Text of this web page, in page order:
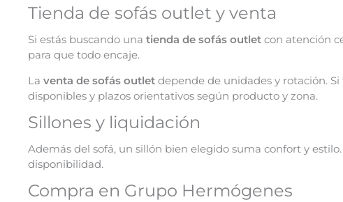
Tienda de sofás outlet y venta
Si estás buscando una tienda de sofás outlet con atención
para que todo encaje.
La venta de sofás outlet depende de unidades y rotación. Si
disponibles y plazos orientativos según producto y zona.
Sillones y liquidación
Además del sofá, un sillón bien elegido suma confort y
disponibilidad.
Compra en Grupo Hermógenes